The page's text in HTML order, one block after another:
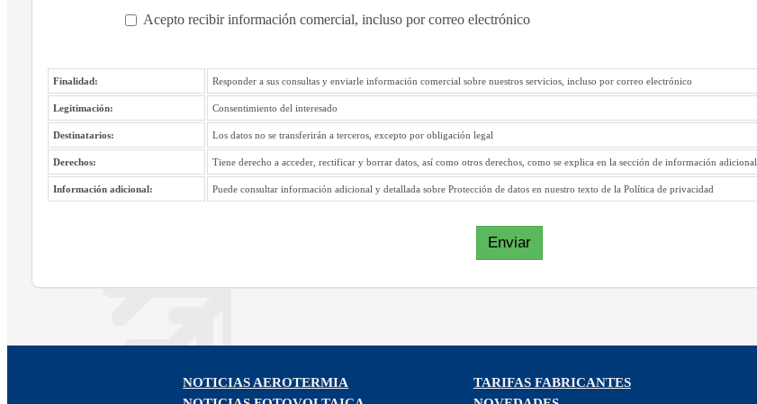
Acepto recibir información comercial, incluso por correo electrónico
Finalidad: Responder a sus consultas y enviarle información comercial sobre nuestros servicios, incluso por correo electrónico
Legitimación: Consentimiento del interesado
Destinatarios: Los datos no se transferirán a terceros, excepto por obligación legal
Derechos: Tiene derecho a acceder, rectificar y borrar datos, así como otros derechos, como se explica en la sección de información adicional
Información adicional: Puede consultar información adicional y detallada sobre Protección de datos en nuestro texto de la Política de privacidad
Enviar
NOTICIAS AEROTERMIA
TARIFAS FABRICANTES